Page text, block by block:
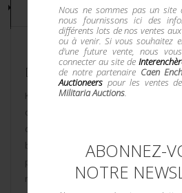
Nous ne sommes pas un site
nous fournissons ici des
différents lots de nos ventes
ou à venir. Si vous souhaitez
d'une future vente, nous
connecter au site de
de notre partenaire Caen
Auctioneerspour les ventes
Militaria Auctions.
ABONNEZ-
NOTRE
DESCRIPTION
DESCRIPTION DU LOT
Képi polo de sous lieutenant du
drap noir, chiffres en cannetille dorée
d’artillerie lourde, fausse jugulaire
boutons dorés. Visière en cuir,
portant le marquage du tailleur Léon
noir. Hauteur 8,5cm.